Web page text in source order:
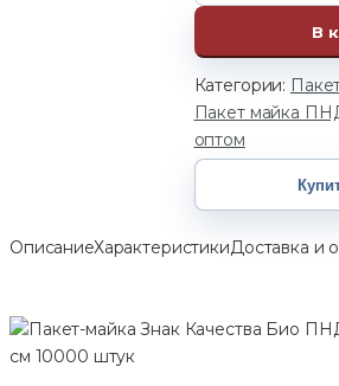
В
Категории:
Пакет майка
оптом
ОписаниеХарактеристикиДоставка и